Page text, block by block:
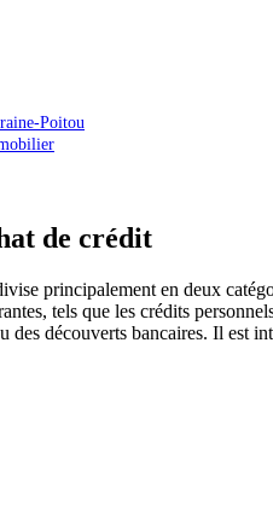
Poitou
de crédit
principalement en deux
tels que les crédits
découverts bancaires. Il est